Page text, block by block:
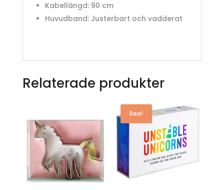
Kabellängd: 90 cm
Huvudband: Justerbart och vadderat
Relaterade produkter
Rea!